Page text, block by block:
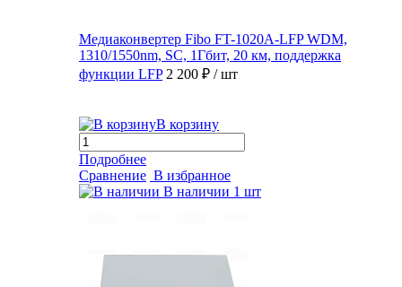
Медиаконвертер Fibo FT-1020A-LFP WDM,
1310/1550nm, SC, 1Гбит, 20 км, поддержка
функции LFP 2 200 ₽ / шт
В корзину
Подробнее
Сравнение В избранное
В наличии 1 шт